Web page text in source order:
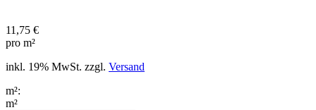
11,75 €
pro m²
inkl. 19% MwSt. zzgl. Versand
m²:
m²